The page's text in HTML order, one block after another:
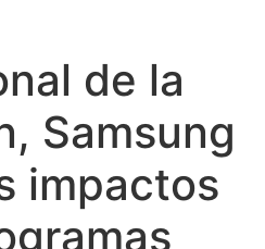
de la
Samsung
impactos